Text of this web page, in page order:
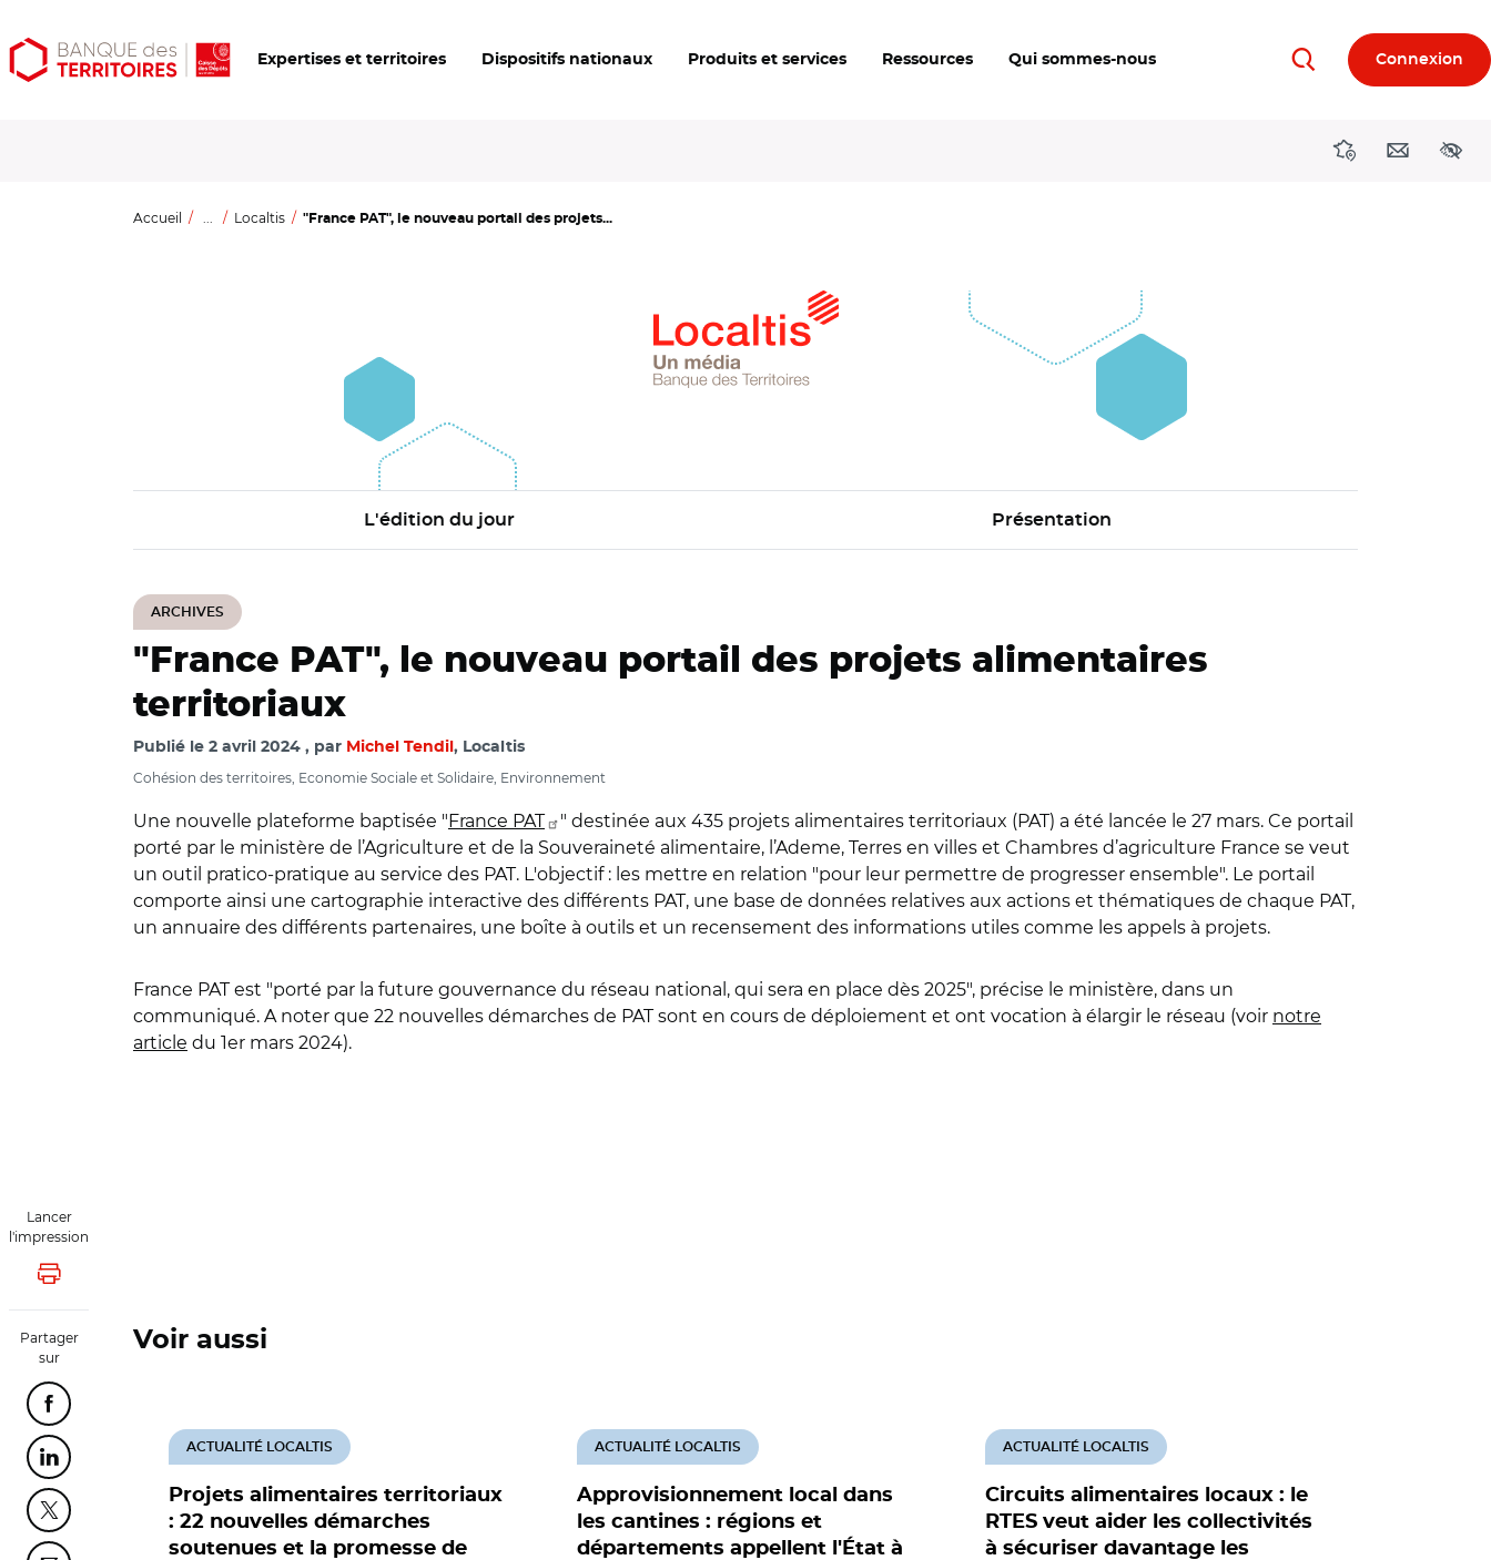
Aller
au
Aller
au
Ouvrir
les
Expertises et territoires Dispositifs nationaux Produits et services Ressources Qui sommes-nous RechercherConnexion
DirectionsContact
Accueil ... Localtis "France PAT", le nouveau portail des projets...
L'édition du jour Présentation
ARCHIVES
Lancer
l'impression
Lancer l'impression
Partager
sur
Partager cette page sur Facebook
Partager cette page sur Linkedin
Partager cette page sur Twitter
"France PAT", le nouveau portail des projets alimentaires
territoriaux
Publié le 2 avril 2024 par Michel Tendil , Localtis
Cohésion des territoires, Economie Sociale et Solidaire, Environnement
Une nouvelle plateforme baptisée "France PAT
" destinée aux 435 projets alimentaires territoriaux (PAT) a été lancée le 27 mars. Ce portail
porté par le ministère de l’Agriculture et de la Souveraineté alimentaire, l’Ademe, Terres en villes et Chambres d’agriculture France se veut
un outil pratico-pratique au service des PAT. L'objectif : les mettre en relation "pour leur permettre de progresser ensemble". Le portail
comporte ainsi une cartographie interactive des différents PAT, une base de données relatives aux actions et thématiques de chaque PAT,
un annuaire des différents partenaires, une boîte à outils et un recensement des informations utiles comme les appels à projets.
France PAT est "porté par la future gouvernance du réseau national, qui sera en place dès 2025", précise le ministère, dans un
communiqué. A noter que 22 nouvelles démarches de PAT sont en cours de déploiement et ont vocation à élargir le réseau (voir notre
article du 1er mars 2024).
Voir aussi
Projets alimentaires territoriaux
: 22 nouvelles démarches
soutenues et la promesse de
ACTUALITÉ LOCALTIS
Approvisionnement local dans
les cantines : régions et
départements appellent l'État à
ACTUALITÉ LOCALTIS
Circuits alimentaires locaux : le
RTES veut aider les collectivités
à sécuriser davantage les
ACTUALITÉ LOCALTIS